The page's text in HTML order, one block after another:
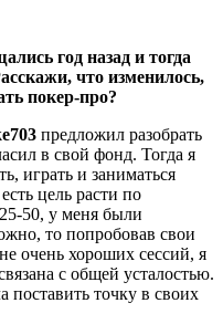
год назад и тогда
что изменилось,
покер-про?
предложил разобрать
в свой фонд. Тогда я
играть и заниматься
цель расти по
50, у меня были
то попробовав свои
очень хороших сессий, я
с общей усталостью.
поставить точку в своих